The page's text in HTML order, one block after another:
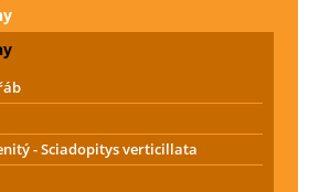
- Sciadopitys verticillata